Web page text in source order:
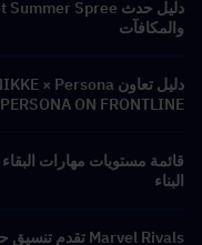
والمكافآت
PERSONA ON FRONTLINE، الشخصيات، الرايات والمكافآت
البناء